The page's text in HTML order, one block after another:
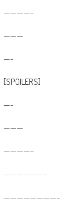
————–
———
—-
[SPOILERS]
—-
———
————–
——————–
————————–